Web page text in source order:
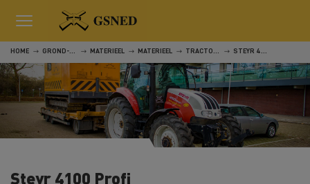
HOME GROND-, WEG- EN WATERWERKEN MATERIEEL MATERIEEL TRACTOREN, MAAI- EN SNOEIMACHINES STEYR 4100 PROFI
Steyr 4100 Profi